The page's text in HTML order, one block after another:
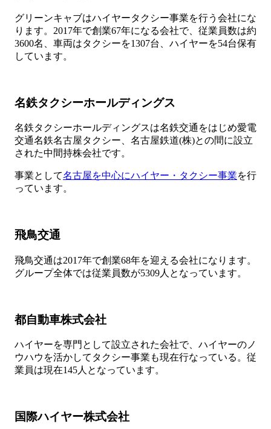
グリーンキャブはハイヤータクシー事業を行う会社にな
ります。2017年で創業67年になる会社で、従業員数は約
3600名、車両はタクシーを1307台、ハイヤーを54台保有
しています。
名鉄タクシーホールディングス
名鉄タクシーホールディングスは名鉄交通をはじめ愛電
交通名鉄名古屋タクシー、名古屋鉄道(株)との間に設立
された中間持株会社です。
事業として名古屋を中心にハイヤー・タクシー事業を行
っています。
飛鳥交通
飛鳥交通は2017年で創業68年を迎える会社になります。
グループ全体では従業員数が5309人となっています。
都自動車株式会社
ハイヤーを専門として設立された会社で、ハイヤーのノ
ウハウを活かしてタクシー事業も現在行なっている。従
業員は現在145人となっています。
国際ハイヤー株式会社